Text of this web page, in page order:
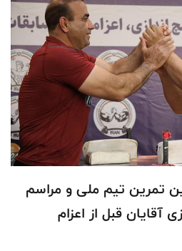
تمرین تیم ملی و مراسم
آقایان قبل از اعزام